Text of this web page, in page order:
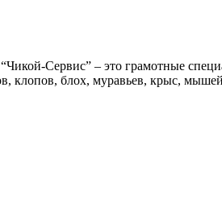
Сервис” – это грамотные
клопов, блох, муравьев, крыс,